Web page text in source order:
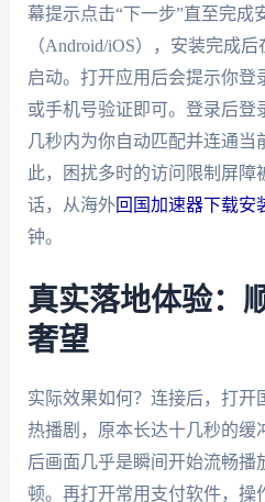
幕提示点击“下一步”直至完成
（Android/iOS），安装完成
启动。打开应用后会提示你登
或手机号验证即可。登录后登
几秒内为你自动匹配并连通当
此，困扰多时的访问限制屏障
话，从海外回国加速器下载安
钟。
真实落地体验：
奢望
实际效果如何？连接后，打开
热播剧，原本长达十几秒的缓
后画面几乎是瞬间开始流畅播
顿。再打开常用支付软件，操